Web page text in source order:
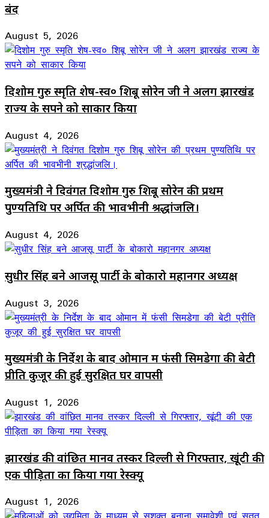
बंद
August 5, 2026
दिशोम गुरु स्मृति शेष-स्व० शिबू सोरेन जी ने अलग झारखंड
राज्य के सपने को साकार किया
August 4, 2026
मुख्यमंत्री ने दिवंगत दिशोम गुरु शिबू सोरेन की प्रथम
पुण्यतिथि पर अर्पित की भावभीनी श्रद्धांजलि।
August 4, 2026
सुधीर सिंह बने आजसू पार्टी के बोकारो महानगर अध्यक्ष
August 3, 2026
मुख्यमंत्री के निर्देश के बाद ओमान में फंसी सिमडेगा की बेटी
प्रीति कुजूर की हुई सुरक्षित घर वापसी
August 1, 2026
झारखंड की वांछित मानव तस्कर दिल्ली से गिरफ्तार, खूंटी की
एक पीड़िता का किया गया रेस्क्यू
August 1, 2026